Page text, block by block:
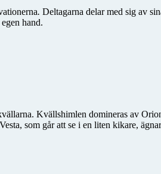
. Deltagarna delar med sig av
hand.
Kvällshimlen domineras av
som går att se i en liten kikare,